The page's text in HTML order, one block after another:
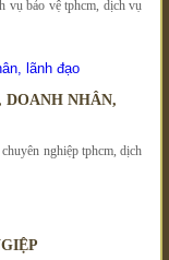
vụ bảo vệ tphcm, dịch vụ
DOANH NHÂN,
nghiệp tphcm, dịch